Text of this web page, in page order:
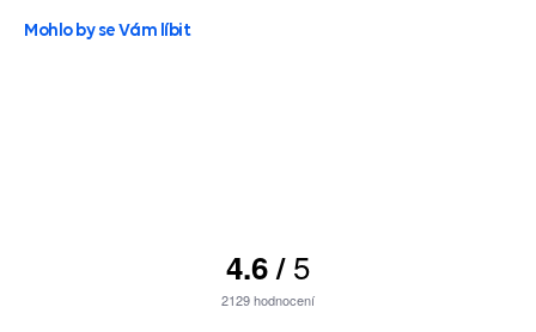
Mohlo by se Vám líbit